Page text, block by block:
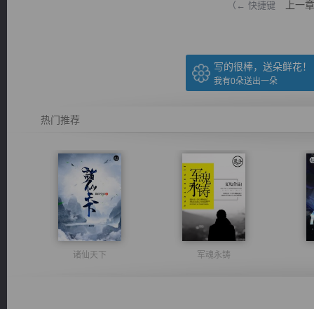
（← 快捷键 上一章
写的很棒，送朵鲜花！
我有0朵送出一朵
热门推荐
诸仙天下 军魂永铸